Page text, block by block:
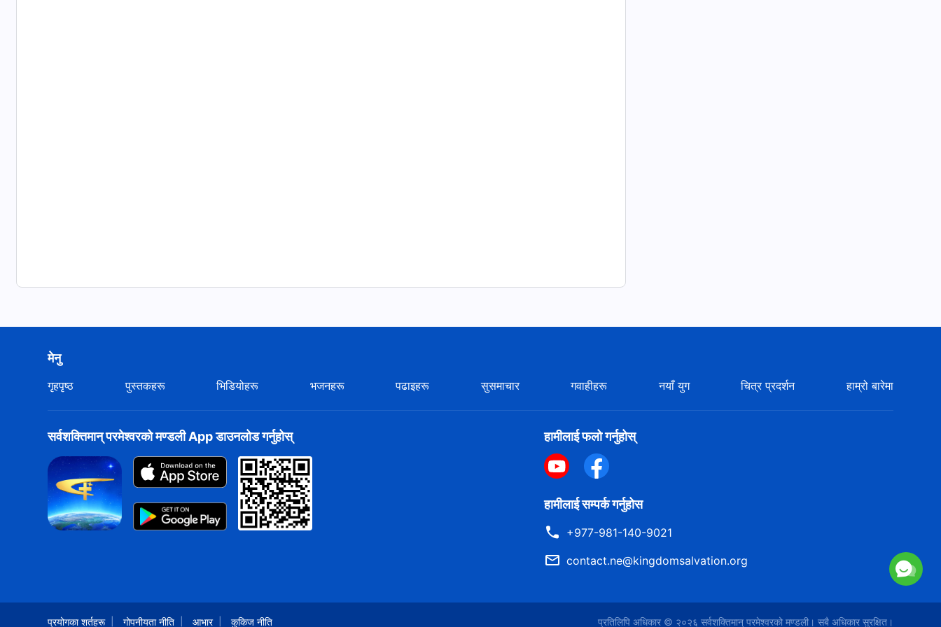
मेनु
गृहपृष्ठ पुस्तकहरू भिडियोहरू भजनहरू पढाइहरू सुसमाचार गवाहीहरू नयाँ युग चित्र प्रदर्शन हाम्रो बारेमा
सर्वशक्तिमान्‌ परमेश्‍वरको मण्डली App डाउनलोड गर्नुहोस् हामीलाई फलो गर्नुहोस्
हामीलाई सम्पर्क गर्नुहोस
+977-981-140-9021
contact.ne@kingdomsalvation.org
प्रयोगका शर्तहरू गोपनीयता नीति आभार कुकिज नीति प्रतिलिपि अधिकार © २०२६ सर्वशक्तिमान्‌ परमेश्‍वरको मण्डली । सबै अधिकार सुरक्षित।